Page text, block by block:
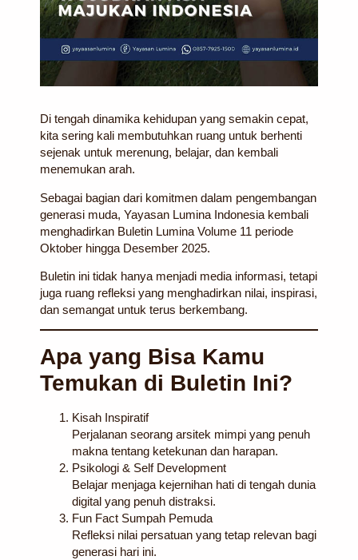
Di tengah dinamika kehidupan yang semakin cepat,
kita sering kali membutuhkan ruang untuk berhenti
sejenak untuk merenung, belajar, dan kembali
menemukan arah.
Sebagai bagian dari komitmen dalam pengembangan
generasi muda, Yayasan Lumina Indonesia kembali
menghadirkan Buletin Lumina Volume 11 periode
Oktober hingga Desember 2025.
Buletin ini tidak hanya menjadi media informasi, tetapi
juga ruang refleksi yang menghadirkan nilai, inspirasi,
dan semangat untuk terus berkembang.
Apa yang Bisa Kamu
Temukan di Buletin Ini?
Kisah Inspiratif
Perjalanan seorang arsitek mimpi yang penuh
makna tentang ketekunan dan harapan.
Psikologi & Self Development
Belajar menjaga kejernihan hati di tengah dunia
digital yang penuh distraksi.
Fun Fact Sumpah Pemuda
Refleksi nilai persatuan yang tetap relevan bagi
generasi hari ini.